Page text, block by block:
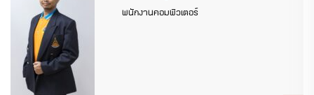
พนักงานคอมพิวเตอร์